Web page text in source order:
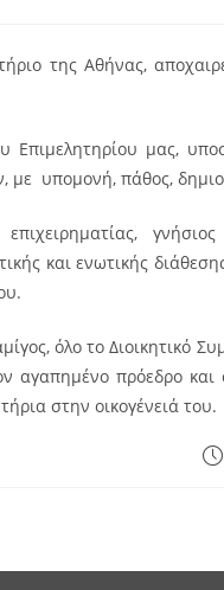
της Αθήνας,
μας,
υπομονή, πάθος,
επιχειρηματίας,
και ενωτικής
όλο το Διοικητικό
αγαπημένο πρόεδρο
στην οικογένειά του.